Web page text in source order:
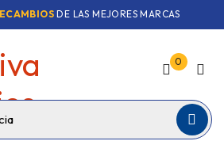
DE LAS MEJORES MARCAS
0